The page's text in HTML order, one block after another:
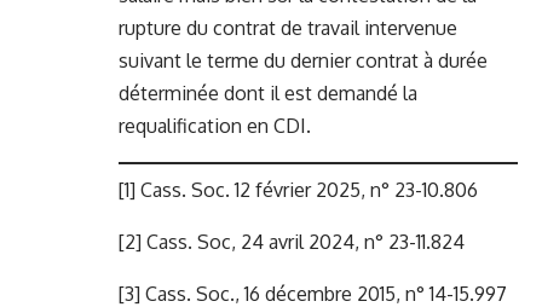
rupture du contrat de travail intervenue
suivant le terme du dernier contrat à durée
déterminée dont il est demandé la
requalification en CDI.
[1] Cass. Soc. 12 février 2025, n° 23-10.806
[2] Cass. Soc, 24 avril 2024, n° 23-11.824
[3] Cass. Soc., 16 décembre 2015, n° 14-15.997